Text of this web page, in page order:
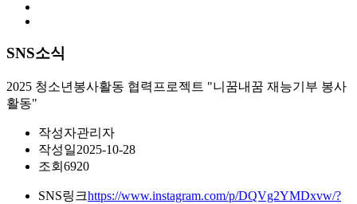
SNS소식
2025 청소년봉사활동 협력프로젝트 "니꿈내꿈 재능기부 봉사
활동"
작성자관리자
작성일2025-10-28
조회 6920
SNS링크https://www.instagram.com/p/DQVg2YMDxvw/?